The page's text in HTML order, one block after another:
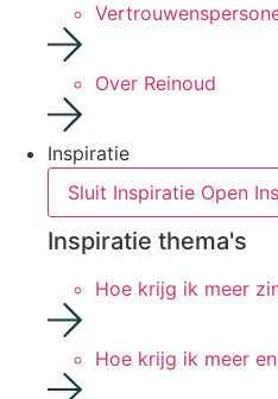
Over Reinoud
Inspiratie
Sluit Inspiratie Open
Inspiratie thema's
Hoe krijg ik meer
Hoe krijg ik meer